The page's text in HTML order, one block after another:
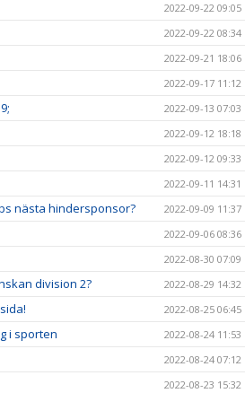
2022-09-22 09:05
2022-09-22 08:34
2022-09-21 18:06
2022-09-17 11:12
2022-09-13 07:03
2022-09-12 18:18
2022-09-12 09:33
2022-09-11 14:31
nästa hindersponsor? 2022-09-09 11:37
2022-09-06 08:36
2022-08-30 07:09
division 2? 2022-08-29 14:32
2022-08-25 06:45
i sporten
2022-08-24 11:53
2022-08-24 07:12
2022-08-23 15:32